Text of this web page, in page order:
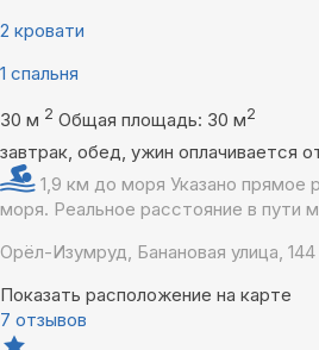
2 кровати
1 спальня
30 м 2 Общая площадь: 30 м2
завтрак, обед, ужин оплачивается
1,9 км до моря Указано прямое
моря. Реальное расстояние в пути
Орёл-Изумруд, Банановая улица, 144
Показать расположение на карте
7 отзывов